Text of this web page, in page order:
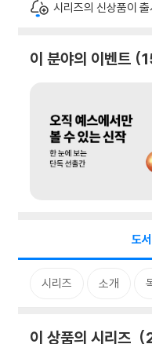
시리즈의 신상품이
이 분야의 이벤트
도
시리즈 소개
이 상품의 시리즈